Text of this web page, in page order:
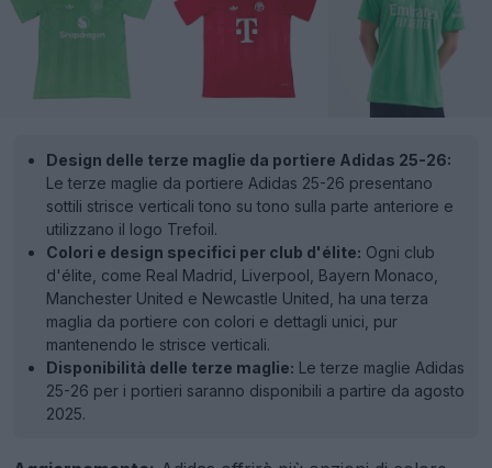
Design delle terze maglie da portiere Adidas 25-26:
Le terze maglie da portiere Adidas 25-26 presentano
sottili strisce verticali tono su tono sulla parte anteriore e
utilizzano il logo Trefoil.
Colori e design specifici per club d'élite: Ogni club
d'élite, come Real Madrid, Liverpool, Bayern Monaco,
Manchester United e Newcastle United, ha una terza
maglia da portiere con colori e dettagli unici, pur
mantenendo le strisce verticali.
Disponibilità delle terze maglie: Le terze maglie Adidas
25-26 per i portieri saranno disponibili a partire da agosto
2025.